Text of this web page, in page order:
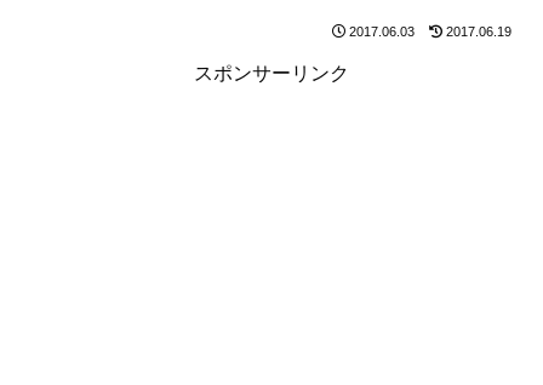
2017.06.03 2017.06.19
スポンサーリンク